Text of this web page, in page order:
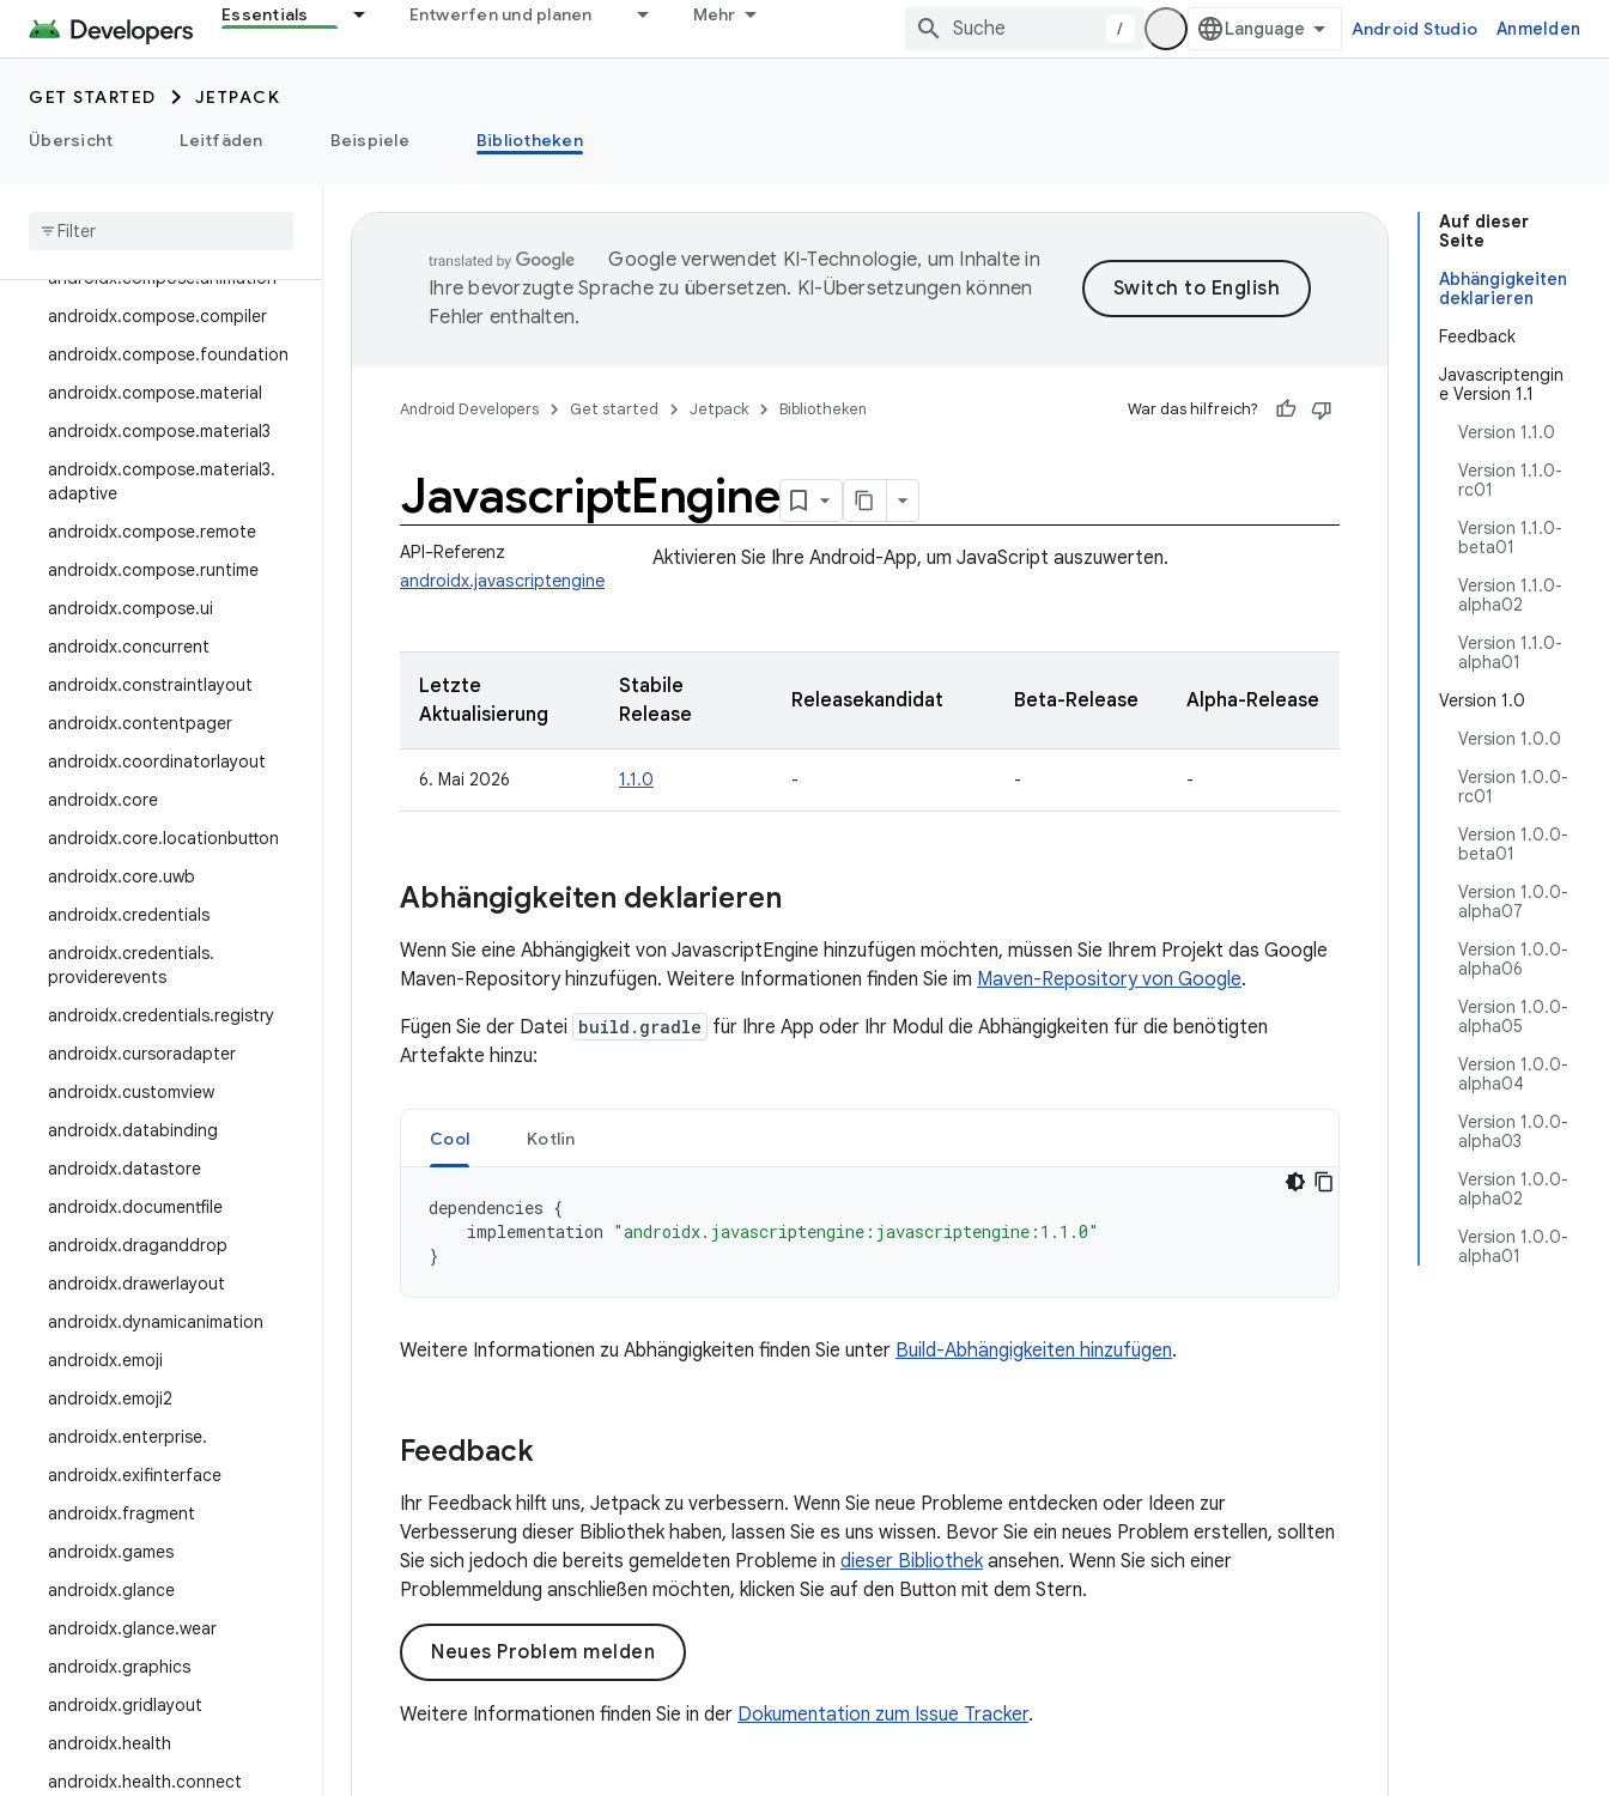
Essentials Entwerfen und planen Mehr
/ Android Studio Anmelden
GET STARTED
JETPACK
Übersicht
Leitfäden Beispiele Bibliotheken
androidx.camera.media3
androidx.camera.viewfinder
androidx.car
androidx
androidx.compose.animation
androidx.compose.compiler
androidx.compose.foundation
androidx.compose.material
androidx.compose.material3
androidx.compose.material3.
adaptive
androidx.compose.remote
androidx.compose.runtime
androidx.compose.ui
androidx.concurrent
androidx.constraintlayout
androidx.contentpager
androidx.coordinatorlayout
androidx.core
androidx.core.locationbutton
androidx.core.uwb
androidx.credentials
androidx.credentials.
providerevents
androidx.credentials.registry
androidx.cursoradapter
androidx.customview
androidx.databinding
androidx.datastore
androidx.documentfile
androidx.draganddrop
androidx.drawerlayout
androidx.dynamicanimation
androidx.emoji
androidx.emoji2
androidx.enterprise.
androidx.exifinterface
androidx.fragment
androidx.games
androidx.glance
androidx.glance.wear
androidx.graphics
androidx.gridlayout
androidx.health
androidx.health.connect
Auf dieser
Seite
Abhängigkeiten
deklarieren
Feedback
Javascriptengin
e Version 1.1
Version 1.1.0
Version 1.1.0-
rc01
Version 1.1.0-
beta01
Version 1.1.0-
alpha02
Version 1.1.0-
alpha01
Version 1.0
Version 1.0.0
Version 1.0.0-
rc01
Version 1.0.0-
beta01
Version 1.0.0-
alpha07
Version 1.0.0-
alpha06
Version 1.0.0-
alpha05
Version 1.0.0-
alpha04
Version 1.0.0-
alpha03
Version 1.0.0-
alpha02
Version 1.0.0-
alpha01
Google verwendet KI-Technologie, um Inhalte in
Ihre bevorzugte Sprache zu übersetzen. KI-Übersetzungen können
Fehler enthalten.
Android Developers Get started Jetpack Bibliotheken War das hilfreich?
JavascriptEngine
API-Referenz
androidx.javascriptengine
Aktivieren Sie Ihre Android-App, um JavaScript auszuwerten.
Letzte
Aktualisierung
Stabile
Release
Releasekandidat Beta-Release Alpha-Release
6. Mai 2026 1.1.0 - - -
Abhängigkeiten deklarieren
Wenn Sie eine Abhängigkeit von JavascriptEngine hinzufügen möchten, müssen Sie Ihrem Projekt das Google
Maven-Repository hinzufügen. Weitere Informationen finden Sie im Maven-Repository von Google.
Fügen Sie der Datei build.gradle für Ihre App oder Ihr Modul die Abhängigkeiten für die benötigten
Artefakte hinzu:
Cool Kotlin
dependencies {
implementation "androidx.javascriptengine:javascriptengine:1.1.0"
}
Weitere Informationen zu Abhängigkeiten finden Sie unter Build-Abhängigkeiten hinzufügen.
Feedback
Ihr Feedback hilft uns, Jetpack zu verbessern. Wenn Sie neue Probleme entdecken oder Ideen zur
Verbesserung dieser Bibliothek haben, lassen Sie es uns wissen. Bevor Sie ein neues Problem erstellen, sollten
Sie sich jedoch die bereits gemeldeten Probleme in dieser Bibliothekansehen. Wenn Sie sich einer
Problemmeldung anschließen möchten, klicken Sie auf den Button mit dem Stern.
Neues Problem melden
Weitere Informationen finden Sie in der Dokumentation zum Issue Tracker.